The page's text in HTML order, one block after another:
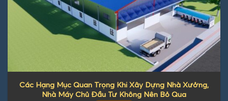
Các Hạng Mục Quan Trọng Khi Xây Dựng Nhà Xưởng,
Nhà Máy Chủ Đầu Tư Không Nên Bỏ Qua